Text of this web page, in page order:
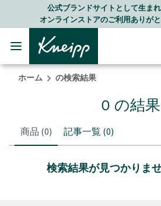
Skip to main content
Skip to footer content公式ブランドサイトとして生まれ
オンラインストアのご利用ありがと
ホーム の検索結果
0 の結果
商品 (0) 記事一覧 (0)
検索結果が見つかりま